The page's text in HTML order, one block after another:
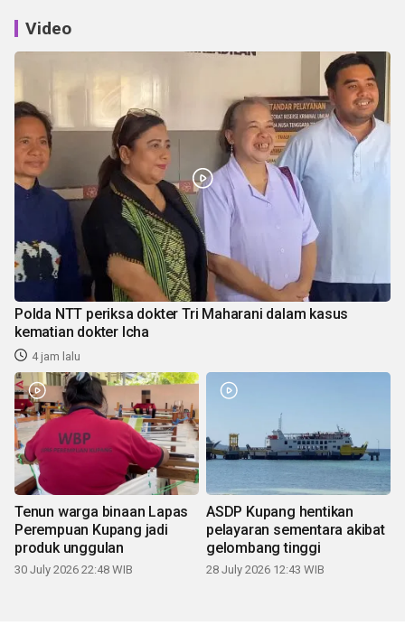
Video
Polda NTT periksa dokter Tri Maharani dalam kasus
kematian dokter Icha
4 jam lalu
Tenun warga binaan Lapas
Perempuan Kupang jadi
produk unggulan
30 July 2026 22:48 WIB
ASDP Kupang hentikan
pelayaran sementara akibat
gelombang tinggi
28 July 2026 12:43 WIB